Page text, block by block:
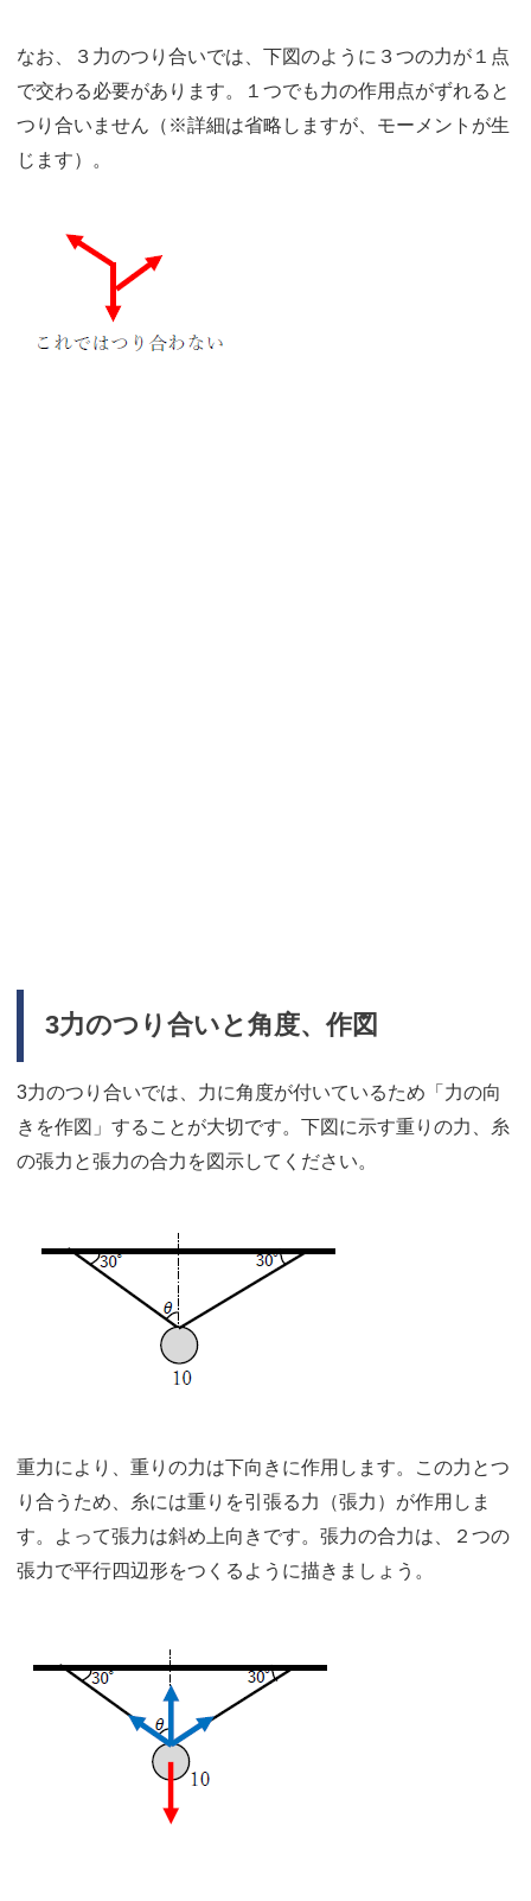
なお、３力のつり合いでは、下図のように３つの力が１点
で交わる必要があります。１つでも力の作用点がずれると
つり合いません（※詳細は省略しますが、モーメントが生
じます）。
3力のつり合いと角度、作図
3力のつり合いでは、力に角度が付いているため「力の向
きを作図」することが大切です。下図に示す重りの力、糸
の張力と張力の合力を図示してください。
重力により、重りの力は下向きに作用します。この力とつ
り合うため、糸には重りを引張る力（張力）が作用しま
す。よって張力は斜め上向きです。張力の合力は、２つの
張力で平行四辺形をつくるように描きましょう。